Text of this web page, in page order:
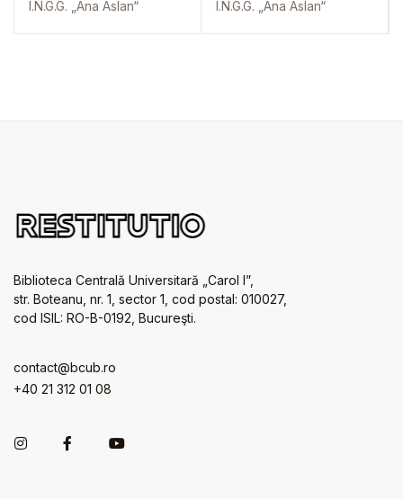
W
I.N.G.G. „Ana Aslan“ I.N.G.G. „Ana Aslan“
Biblioteca Centrală Universitară „Carol I”,
str. Boteanu, nr. 1, sector 1, cod postal: 010027,
cod ISIL: RO-B-0192, Bucureşti.
contact@bcub.ro
+40 21 312 01 08